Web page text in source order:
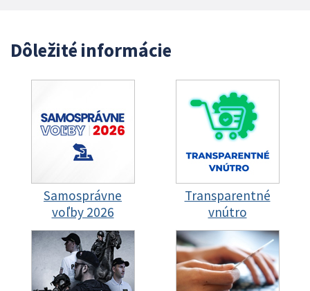
Dôležité informácie
Samosprávne
voľby 2026
Transparentné
vnútro